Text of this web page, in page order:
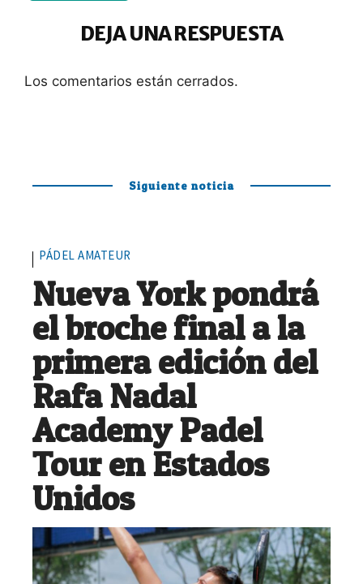
DEJA UNA RESPUESTA
Los comentarios están cerrados.
Siguiente noticia
PÁDEL AMATEUR
Nueva York pondrá
el broche final a la
primera edición del
Rafa Nadal
Academy Padel
Tour en Estados
Unidos